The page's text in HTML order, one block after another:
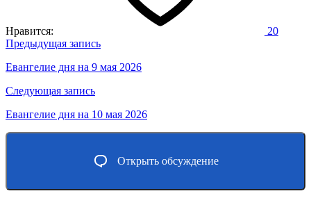
Нравится: 20
Навигация
по
записям
Предыдущая запись
Евангелие дня на 9 мая 2026
Следующая запись
Евангелие дня на 10 мая 2026
Открыть обсуждение